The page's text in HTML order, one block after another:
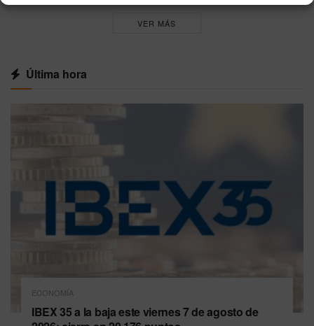
VER MÁS
Última hora
ECONOMÍA
IBEX 35 a la baja este viernes 7 de agosto de